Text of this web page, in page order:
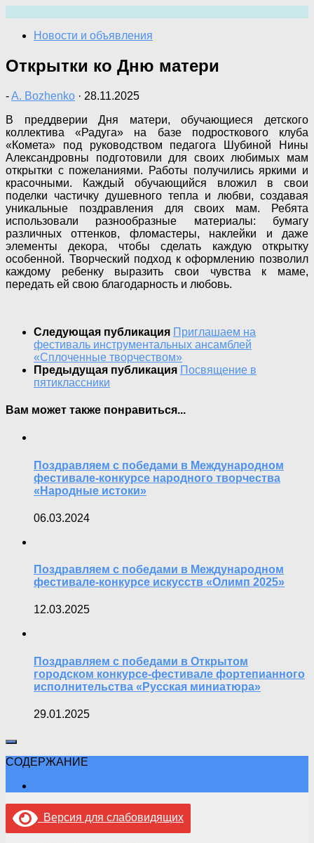
содержимому
Новости и объявления
Открытки ко Дню матери
-A. Bozhenko · 28.11.2025
В преддверии Дня матери, обучающиеся детского
коллектива «Радуга» на базе подросткового клуба
«Комета» под руководством педагога Шубиной Нины
Александровны подготовили для своих любимых мам
открытки с пожеланиями. Работы получились яркими и
красочными. Каждый обучающийся вложил в свои
поделки частичку душевного тепла и любви, создавая
уникальные поздравления для своих мам. Ребята
использовали разнообразные материалы: бумагу
различных оттенков, фломастеры, наклейки и даже
элементы декора, чтобы сделать каждую открытку
особенной. Творческий подход к оформлению позволил
каждому ребенку выразить свои чувства к маме,
передать ей свою благодарность и любовь.
Следующая публикация Приглашаем на
фестиваль инструментальных ансамблей
«Сплоченные творчеством»
Предыдущая публикация Посвящение в
пятиклассники
Вам может также понравиться...
Поздравляем с победами в Международном
фестивале-конкурсе народного творчества
«Народные истоки»
06.03.2024
Поздравляем с победами в Международном
фестивале-конкурсе искусств «Олимп 2025»
12.03.2025
Поздравляем с победами в Открытом
городском конкурсе-фестивале фортепианного
исполнительства «Русская миниатюра»
29.01.2025
СОДЕРЖАНИЕ
Версия для слабовидящих